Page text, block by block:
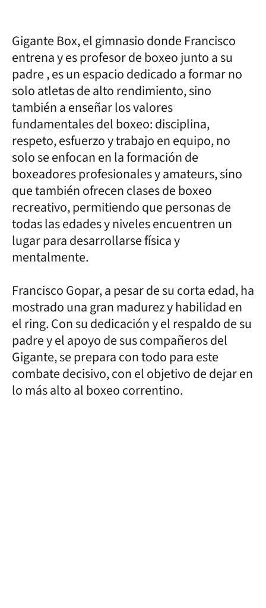
Gigante Box, el gimnasio donde Francisco
entrena y es profesor de boxeo junto a su
padre , es un espacio dedicado a formar no
solo atletas de alto rendimiento, sino
también a enseñar los valores
fundamentales del boxeo: disciplina,
respeto, esfuerzo y trabajo en equipo, no
solo se enfocan en la formación de
boxeadores profesionales y amateurs, sino
que también ofrecen clases de boxeo
recreativo, permitiendo que personas de
todas las edades y niveles encuentren un
lugar para desarrollarse física y
mentalmente.
Francisco Gopar, a pesar de su corta edad, ha
mostrado una gran madurez y habilidad en
el ring. Con su dedicación y el respaldo de su
padre y el apoyo de sus compañeros del
Gigante, se prepara con todo para este
combate decisivo, con el objetivo de dejar en
lo más alto al boxeo correntino.